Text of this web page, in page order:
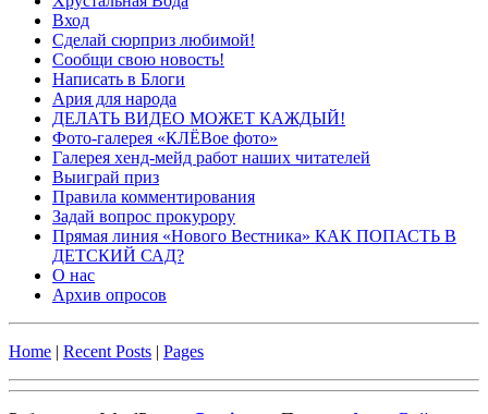
Вход
Сделай сюрприз любимой!
Сообщи свою новость!
Написать в Блоги
Ария для народа
ДЕЛАТЬ ВИДЕО МОЖЕТ КАЖДЫЙ!
Фото-галерея «КЛЁВое фото»
Галерея хенд-мейд работ наших читателей
Выиграй приз
Правила комментирования
Задай вопрос прокурору
Прямая линия «Нового Вестника» КАК ПОПАСТЬ В
ДЕТСКИЙ САД?
О нас
Архив опросов
Home | Recent Posts | Pages